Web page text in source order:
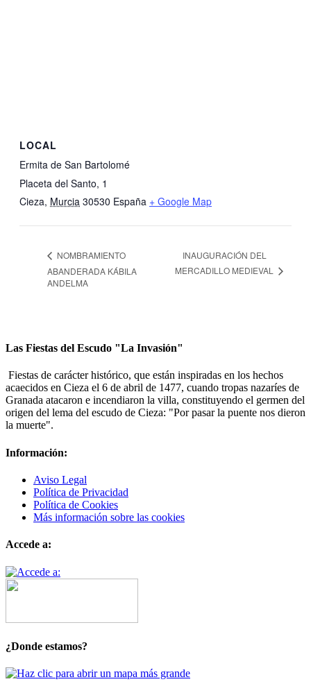
LOCAL
Ermita de San Bartolomé
Placeta del Santo, 1
Cieza, Murcia 30530 España + Google Map
NOMBRAMIENTO
ABANDERADA KÁBILA
ANDELMA
INAUGURACIÓN DEL
MERCADILLO MEDIEVAL
Las Fiestas del Escudo "La Invasión"
Fiestas de carácter histórico, que están inspiradas en los hechos
acaecidos en Cieza el 6 de abril de 1477, cuando tropas nazaríes de
Granada atacaron e incendiaron la villa, constituyendo el germen del
origen del lema del escudo de Cieza: "Por pasar la puente nos dieron
la muerte".
Información:
Aviso Legal
Política de Privacidad
Política de Cookies
Más información sobre las cookies
Accede a:
¿Donde estamos?